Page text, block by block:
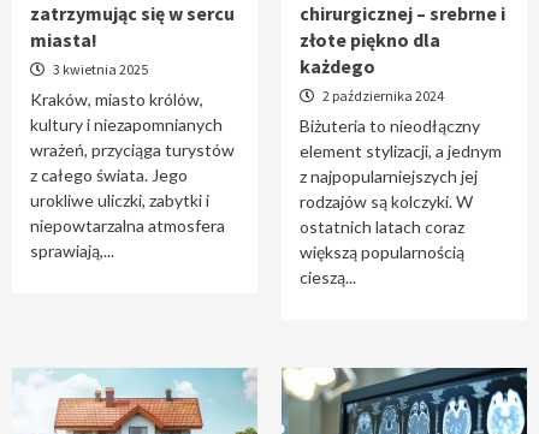
zatrzymując się w sercu
miasta!
3 kwietnia 2025
Kraków, miasto królów,
kultury i niezapomnianych
wrażeń, przyciąga turystów
z całego świata. Jego
urokliwe uliczki, zabytki i
niepowtarzalna atmosfera
sprawiają,...
chirurgicznej – srebrne i
złote piękno dla
każdego
2 października 2024
Biżuteria to nieodłączny
element stylizacji, a jednym
z najpopularniejszych jej
rodzajów są kolczyki. W
ostatnich latach coraz
większą popularnością
cieszą...